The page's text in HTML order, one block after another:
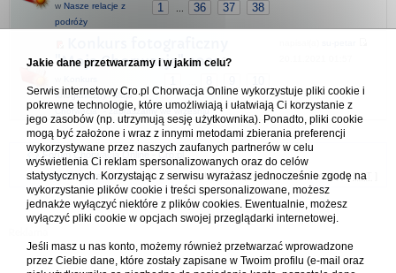
1 36 37 38
w Nasze relacje z
podróży
"Moja Chorwacja" 2021
fotograficzny "Moja
Chorwacja" - zapraszamy we wrześniu
Forum Chorwacja Online - Cro.pl
Usuń ciasteczka• Strefa czasowa: UTC + 1 (Polska - czas zimowy) [ DST
Jakie dane przetwarzamy i w jakim celu?
Serwis internetowy Cro.pl Chorwacja Online wykorzystuje pliki cookie i
pokrewne technologie, które umożliwiają i ułatwiają Ci korzystanie z
jego zasobów (np. utrzymują sesję użytkownika). Ponadto, pliki cookie
mogą być założone i wraz z innymi metodami zbierania preferencji
wykorzystywane przez naszych zaufanych partnerów w celu
wyświetlenia Ci reklam spersonalizowanych oraz do celów
statystycznych. Korzystając z serwisu wyrażasz jednocześnie zgodę na
wykorzystanie plików cookie i treści spersonalizowane, możesz
jednakże wyłączyć niektóre z plików cookies. Ewentualnie, możesz
wyłączyć pliki cookie w opcjach swojej przeglądarki internetowej.
Jeśli masz u nas konto, możemy również przetwarzać wprowadzone
przez Ciebie dane, które zostały zapisane w Twoim profilu (e-mail oraz